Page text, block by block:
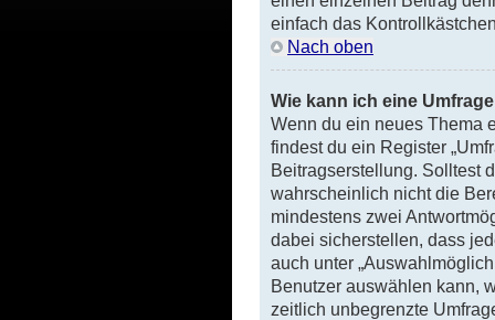
einfach das
Nach oben
Wie kann ich eine
Wenn du ein neues Thema
findest du ein Register
Beitragserstellung. Solltest
wahrscheinlich nicht die
mindestens zwei
dabei sicherstellen, dass
auch unter
Benutzer auswählen kann,
zeitlich unbegrenzte